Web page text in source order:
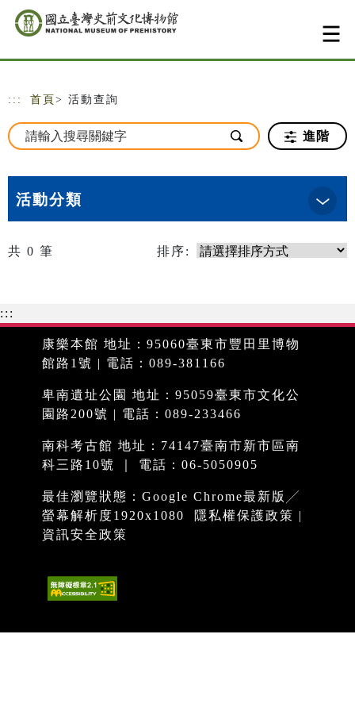
跳到主要內容
網站導覽
::: 首頁 > 活動查詢
進階
活動分類
共 0 筆 排序:
:::
康樂本館 地址：95060臺東市豐田里博物
館路1號 | 電話：089-381166
卑南遺址公園 地址：95059臺東市文化公
園路200號 | 電話：089-233466
南科考古館 地址：74147臺南市新市區南
科三路10號 ｜ 電話：06-5050905
最佳瀏覽狀態：Google Chrome最新版╱
螢幕解析度1920x1080
隱私權保護政策 |
資訊安全政策